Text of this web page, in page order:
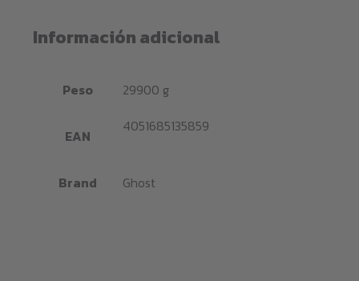
Información adicional
Peso 29900 g
EAN
4051685135859
Brand Ghost